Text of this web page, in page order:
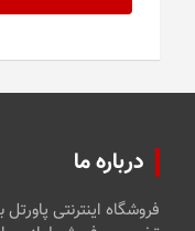
درباره ما
فروشگاه اینترنتی